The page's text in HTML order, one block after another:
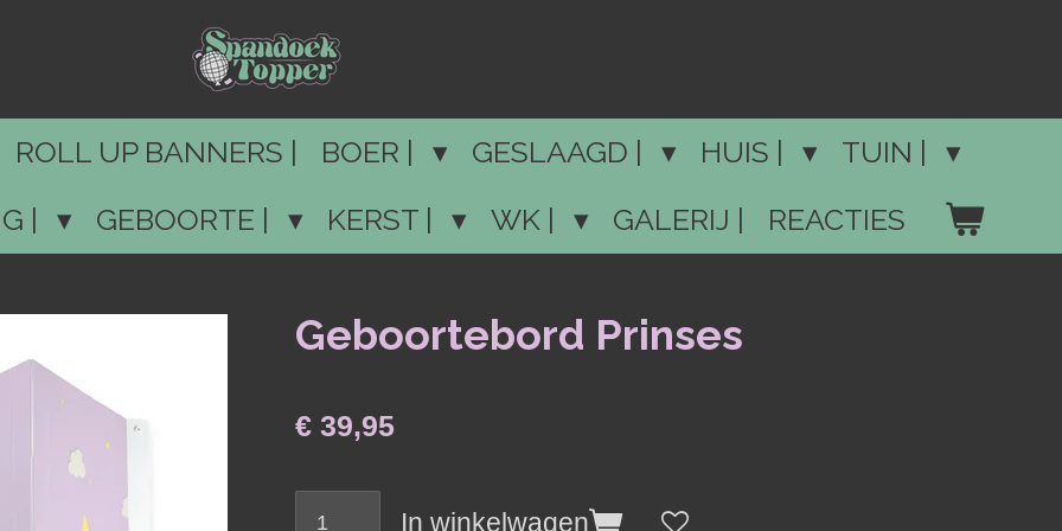
ROLL UP BANNERS | BOER | GESLAAGD | HUIS |
TUIN |
| GEBOORTE | KERST | WK | GALERIJ | REACTIES
Geboortebord Prinses
€ 39,95
In winkelwagen